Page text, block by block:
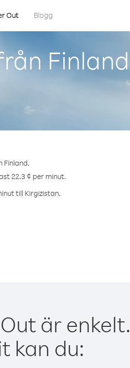
Out Blogg
Finland
Finland.
22.3 ¢ per minut.
till Kirgizistan.
är enkelt.
kan du: